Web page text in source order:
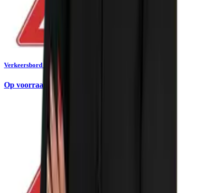
Verkeersbord RVV B03 - Voorrangskruising
Op voorraad